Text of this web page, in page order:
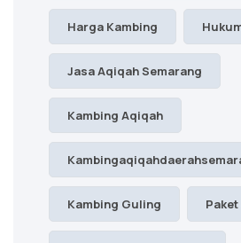
Harga Kambing
Jasa Aqiqah Semarang
Kambing Aqiqah
Kambing Guling